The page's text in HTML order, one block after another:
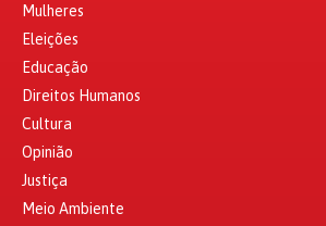
Mulheres
Eleições
Educação
Direitos Humanos
Cultura
Opinião
Justiça
Meio Ambiente